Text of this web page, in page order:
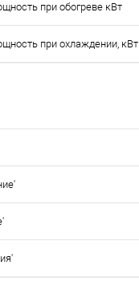
при обогреве кВт
при охлаждении, кВт